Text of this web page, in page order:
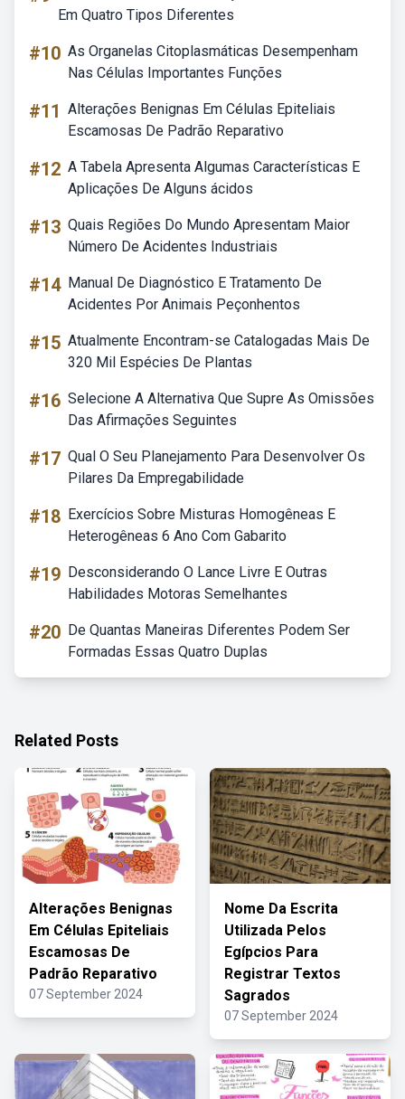
Em Quatro Tipos Diferentes
#10 As Organelas Citoplasmáticas Desempenham
Nas Células Importantes Funções
#11 Alterações Benignas Em Células Epiteliais
Escamosas De Padrão Reparativo
#12 A Tabela Apresenta Algumas Características E
Aplicações De Alguns ácidos
#13 Quais Regiões Do Mundo Apresentam Maior
Número De Acidentes Industriais
#14 Manual De Diagnóstico E Tratamento De
Acidentes Por Animais Peçonhentos
#15 Atualmente Encontram-se Catalogadas Mais De
320 Mil Espécies De Plantas
#16 Selecione A Alternativa Que Supre As Omissões
Das Afirmações Seguintes
#17 Qual O Seu Planejamento Para Desenvolver Os
Pilares Da Empregabilidade
#18 Exercícios Sobre Misturas Homogêneas E
Heterogêneas 6 Ano Com Gabarito
#19 Desconsiderando O Lance Livre E Outras
Habilidades Motoras Semelhantes
#20 De Quantas Maneiras Diferentes Podem Ser
Formadas Essas Quatro Duplas
Related Posts
Alterações Benignas
Em Células Epiteliais
Escamosas De
Padrão Reparativo
07 September 2024
Nome Da Escrita
Utilizada Pelos
Egípcios Para
Registrar Textos
Sagrados
07 September 2024